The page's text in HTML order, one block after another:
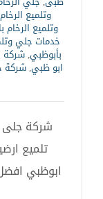
وتلميع
وتلميع الرخام
خدمات جلي
بأبوظبي,شركة
ابو ظبي,شركة
تلميع
ابوظبي